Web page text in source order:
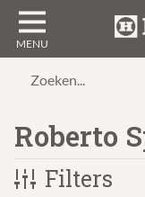
Zoeken...
Roberto
Filters